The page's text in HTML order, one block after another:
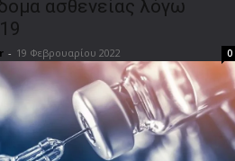
ασθενείας λόγω
- 19 Φεβρουαρίου 2022 0